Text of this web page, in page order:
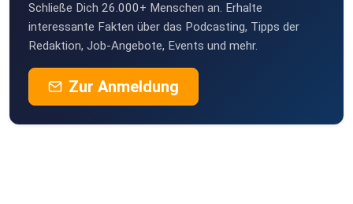
Schließe Dich 26.000+ Menschen an. Erhalte
interessante Fakten über das Podcasting, Tipps der
Redaktion, Job-Angebote, Events und mehr.
Zur Anmeldung